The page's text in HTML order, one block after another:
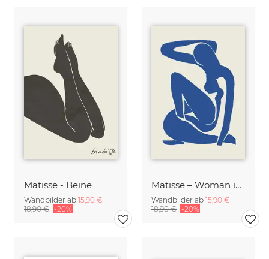
Matisse - Beine
Wandbilder ab 15,90 €
18,90 € -20%
Matisse – Woman in Blue
Wandbilder ab 15,90 €
18,90 € -20%